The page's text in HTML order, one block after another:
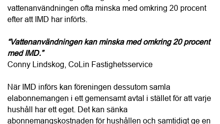
Conny Lindskog, CoLin Fastighetsservice
elabonnemangen i ett gemensamt avtal i stället för att varje
hushåll har ett eget. Det kan sänka
abonnemangskostnaden för hushållen och samtidigt ge en
bostadsrättsföreningen innebär systemet också bättre
kontroll över energi- och vattenkostnaderna vilket kan
stärka ekonomin över tid och bidra till ett högre
fastighetsvärde. Miljöaspekten är minst lika viktig, menar